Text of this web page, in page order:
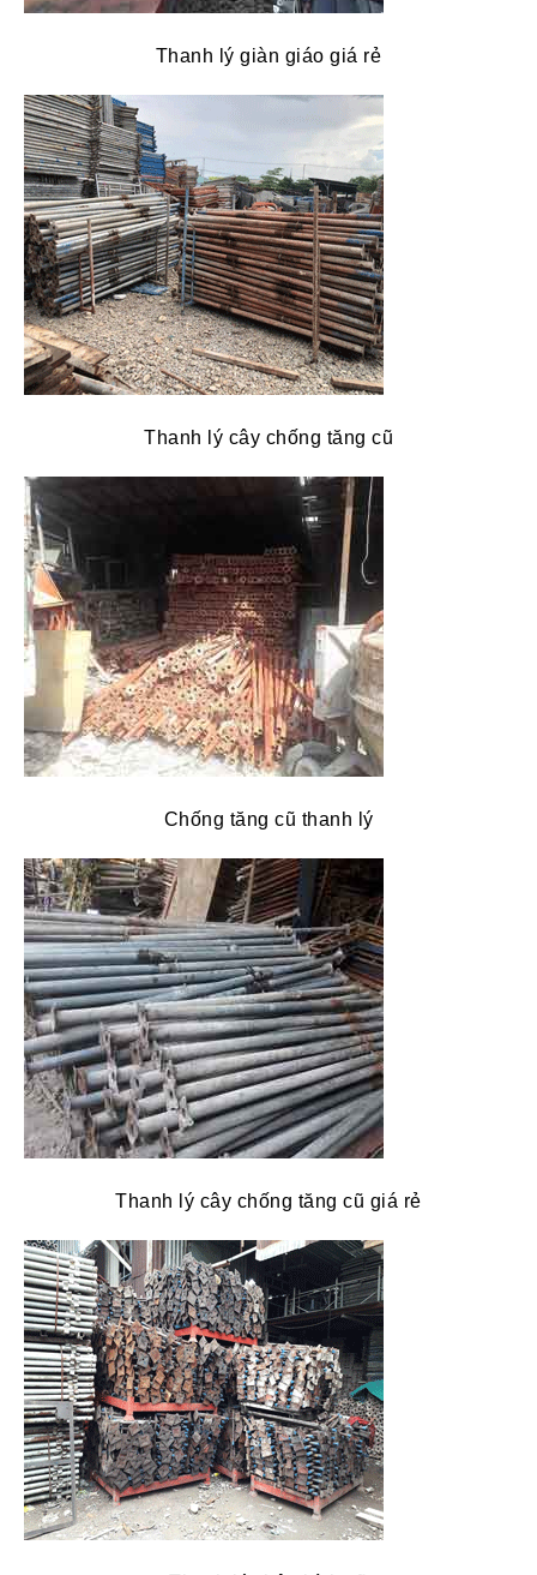
Thanh lý giàn giáo giá rẻ
Thanh lý cây chống tăng cũ
Chống tăng cũ thanh lý
Thanh lý cây chống tăng cũ giá rẻ